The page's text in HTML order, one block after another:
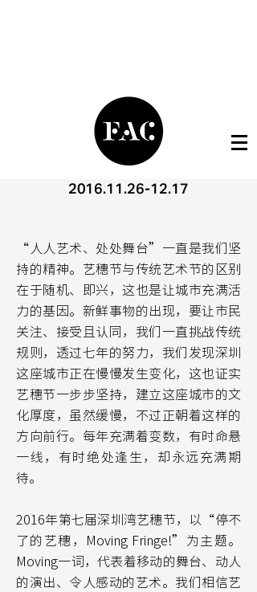
2016.11.26-12.17
“人人艺术、处处舞台”一直是我们坚
持的精神。艺穗节与传统艺术节的区别
在于随机、即兴，这也是让城市充满活
力的基因。新鲜事物的出现，要让市民
关注、接受且认同，我们一直挑战传统
规则，透过七年的努力，我们发现深圳
这座城市正在慢慢发生变化，这也证实
艺穗节一步步坚持，建立这座城市的文
化厚度，虽然缓慢，不过正朝着这样的
方向前行。每年充满着变数，有时命悬
一线，有时绝处逢生，却永远充满期
待。
2016年第七届深圳湾艺穗节，以“停不
了的艺穗，Moving Fringe!”为主题。
Moving一词，代表着移动的舞台、动人
的演出、令人感动的艺术。我们相信艺